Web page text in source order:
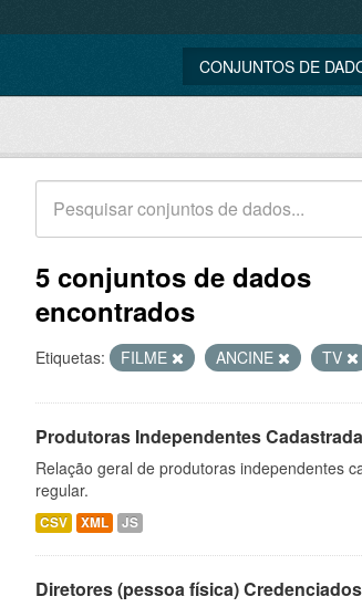
CONJUNTOS DE
5 conjuntos de dados
encontrados
Etiquetas: FILME ANCINE TV
Produtoras Independentes
Relação geral de produtoras independentes
regular.
CSV XML JS
Diretores (pessoa física)